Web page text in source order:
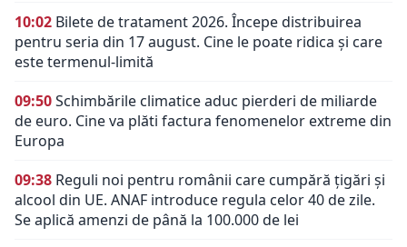
10:02 Bilete de tratament 2026. Începe distribuirea
pentru seria din 17 august. Cine le poate ridica și care
este termenul-limită
09:50Schimbările climatice aduc pierderi de miliarde
de euro. Cine va plăti factura fenomenelor extreme din
Europa
09:38 Reguli noi pentru românii care cumpără țigări și
alcool din UE. ANAF introduce regula celor 40 de zile.
Se aplică amenzi de până la 100.000 de lei